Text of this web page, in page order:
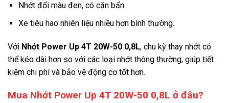
Nhớt đổi màu đen, có cặn bẩn.
Xe tiêu hao nhiên liệu nhiều hơn bình thường.
Với Nhớt Power Up 4T 20W-50 0,8L, chu kỳ thay nhớt có
thể kéo dài hơn so với các loại nhớt thông thường, giúp tiết
kiệm chi phí và bảo vệ động cơ tốt hơn.
Mua Nhớt Power Up 4T 20W-50 0,8L ở đâu?